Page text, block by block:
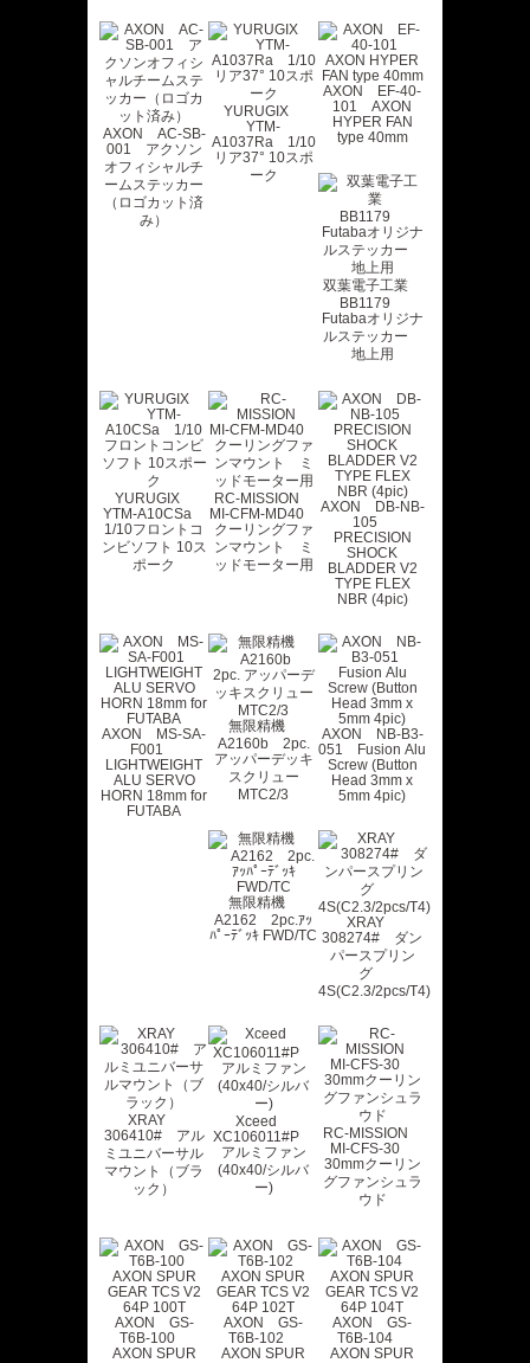
AXON AC-SB-
001 アクソン
オフィシャルチ
ームステッカー
（ロゴカット済
み）
YURUGIX
YTM-
A1037Ra 1/10
リア37° 10スポ
ーク
AXON EF-40-
101 AXON
HYPER FAN
type 40mm
双葉電子工業
BB1179
Futabaオリジナ
ルステッカー
地上用
YURUGIX
YTM-A10CSa
1/10フロントコ
ンビソフト 10ス
ポーク
RC-MISSION
MI-CFM-MD40
クーリングファ
ンマウント ミ
ッドモーター用
AXON DB-NB-
105
PRECISION
SHOCK
BLADDER V2
TYPE FLEX
NBR (4pic)
AXON MS-SA-
F001
LIGHTWEIGHT
ALU SERVO
HORN 18mm for
FUTABA
無限精機
A2160b 2pc.
アッパーデッキ
スクリュー
MTC2/3
AXON NB-B3-
051 Fusion Alu
Screw (Button
Head 3mm x
5mm 4pic)
無限精機
A2162 2pc.ｱｯ
ﾊﾟｰﾃﾞｯｷ FWD/TC
XRAY
308274# ダン
パースプリン
グ
4S(C2.3/2pcs/T4)
XRAY
306410# アル
ミユニバーサル
マウント（ブラ
ック）
Xceed
XC106011#P
アルミファン
(40x40/シルバ
ー)
RC-MISSION
MI-CFS-30
30mmクーリン
グファンシュラ
ウド
AXON GS-
T6B-100
AXON SPUR
AXON GS-
T6B-102
AXON SPUR
AXON GS-
T6B-104
AXON SPUR